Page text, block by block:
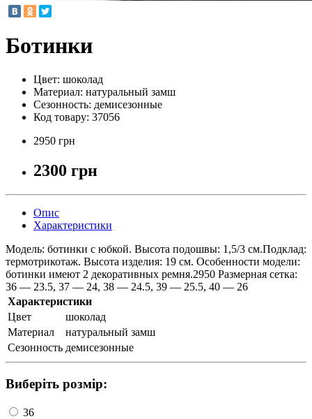
Ботинки
Цвет: шоколад
Материал: натуральный замш
Сезонность: демисезонные
Код товару: 37056
2950 грн
2300 грн
Опис
Характеристики
Модель: ботинки с юбкой. Высота подошвы: 1,5/3 см.Подклад:
термотрикотаж. Высота изделия: 19 см. Особенности модели:
ботинки имеют 2 декоративных ремня.2950 Размерная сетка:
36 — 23.5, 37 — 24, 38 — 24.5, 39 — 25.5, 40 — 26
Характеристики
Цвет
шоколад
Материал
натуральный замш
Сезонность демисезонные
Виберіть розмір:
36